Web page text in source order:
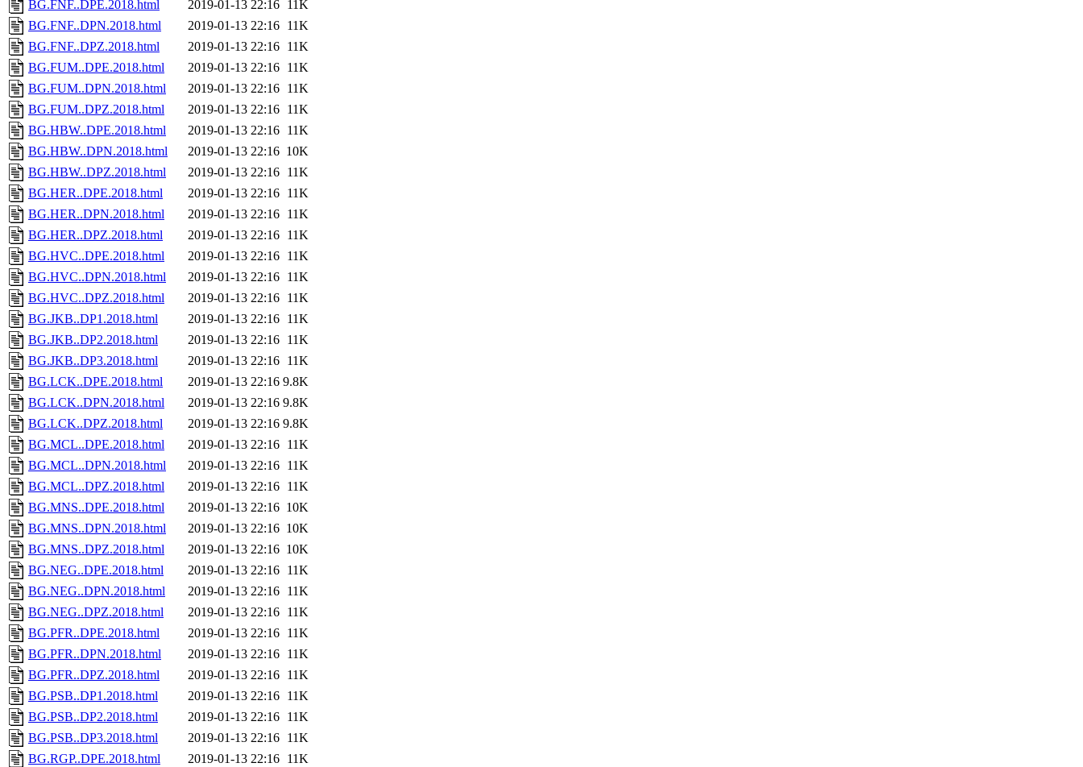
BG.FNF..DPE.2018.html
2019-01-13 22:16 11K
BG.FNF..DPN.2018.html
2019-01-13 22:16 11K
BG.FNF..DPZ.2018.html
2019-01-13 22:16 11K
BG.FUM..DPE.2018.html
2019-01-13 22:16 11K
BG.FUM..DPN.2018.html
2019-01-13 22:16 11K
BG.FUM..DPZ.2018.html
2019-01-13 22:16 11K
BG.HBW..DPE.2018.html
2019-01-13 22:16 11K
BG.HBW..DPN.2018.html
2019-01-13 22:16 10K
BG.HBW..DPZ.2018.html
2019-01-13 22:16 11K
BG.HER..DPE.2018.html
2019-01-13 22:16 11K
BG.HER..DPN.2018.html
2019-01-13 22:16 11K
BG.HER..DPZ.2018.html
2019-01-13 22:16 11K
BG.HVC..DPE.2018.html
2019-01-13 22:16 11K
BG.HVC..DPN.2018.html
2019-01-13 22:16 11K
BG.HVC..DPZ.2018.html
2019-01-13 22:16 11K
BG.JKB..DP1.2018.html
2019-01-13 22:16 11K
BG.JKB..DP2.2018.html
2019-01-13 22:16 11K
BG.JKB..DP3.2018.html
2019-01-13 22:16 11K
BG.LCK..DPE.2018.html
2019-01-13 22:16 9.8K
BG.LCK..DPN.2018.html
2019-01-13 22:16 9.8K
BG.LCK..DPZ.2018.html
2019-01-13 22:16 9.8K
BG.MCL..DPE.2018.html
2019-01-13 22:16 11K
BG.MCL..DPN.2018.html
2019-01-13 22:16 11K
BG.MCL..DPZ.2018.html
2019-01-13 22:16 11K
BG.MNS..DPE.2018.html
2019-01-13 22:16 10K
BG.MNS..DPN.2018.html
2019-01-13 22:16 10K
BG.MNS..DPZ.2018.html
2019-01-13 22:16 10K
BG.NEG..DPE.2018.html
2019-01-13 22:16 11K
BG.NEG..DPN.2018.html
2019-01-13 22:16 11K
BG.NEG..DPZ.2018.html
2019-01-13 22:16 11K
BG.PFR..DPE.2018.html
2019-01-13 22:16 11K
BG.PFR..DPN.2018.html
2019-01-13 22:16 11K
BG.PFR..DPZ.2018.html
2019-01-13 22:16 11K
BG.PSB..DP1.2018.html
2019-01-13 22:16 11K
BG.PSB..DP2.2018.html
2019-01-13 22:16 11K
BG.PSB..DP3.2018.html
2019-01-13 22:16 11K
BG.RGP..DPE.2018.html
2019-01-13 22:16 11K